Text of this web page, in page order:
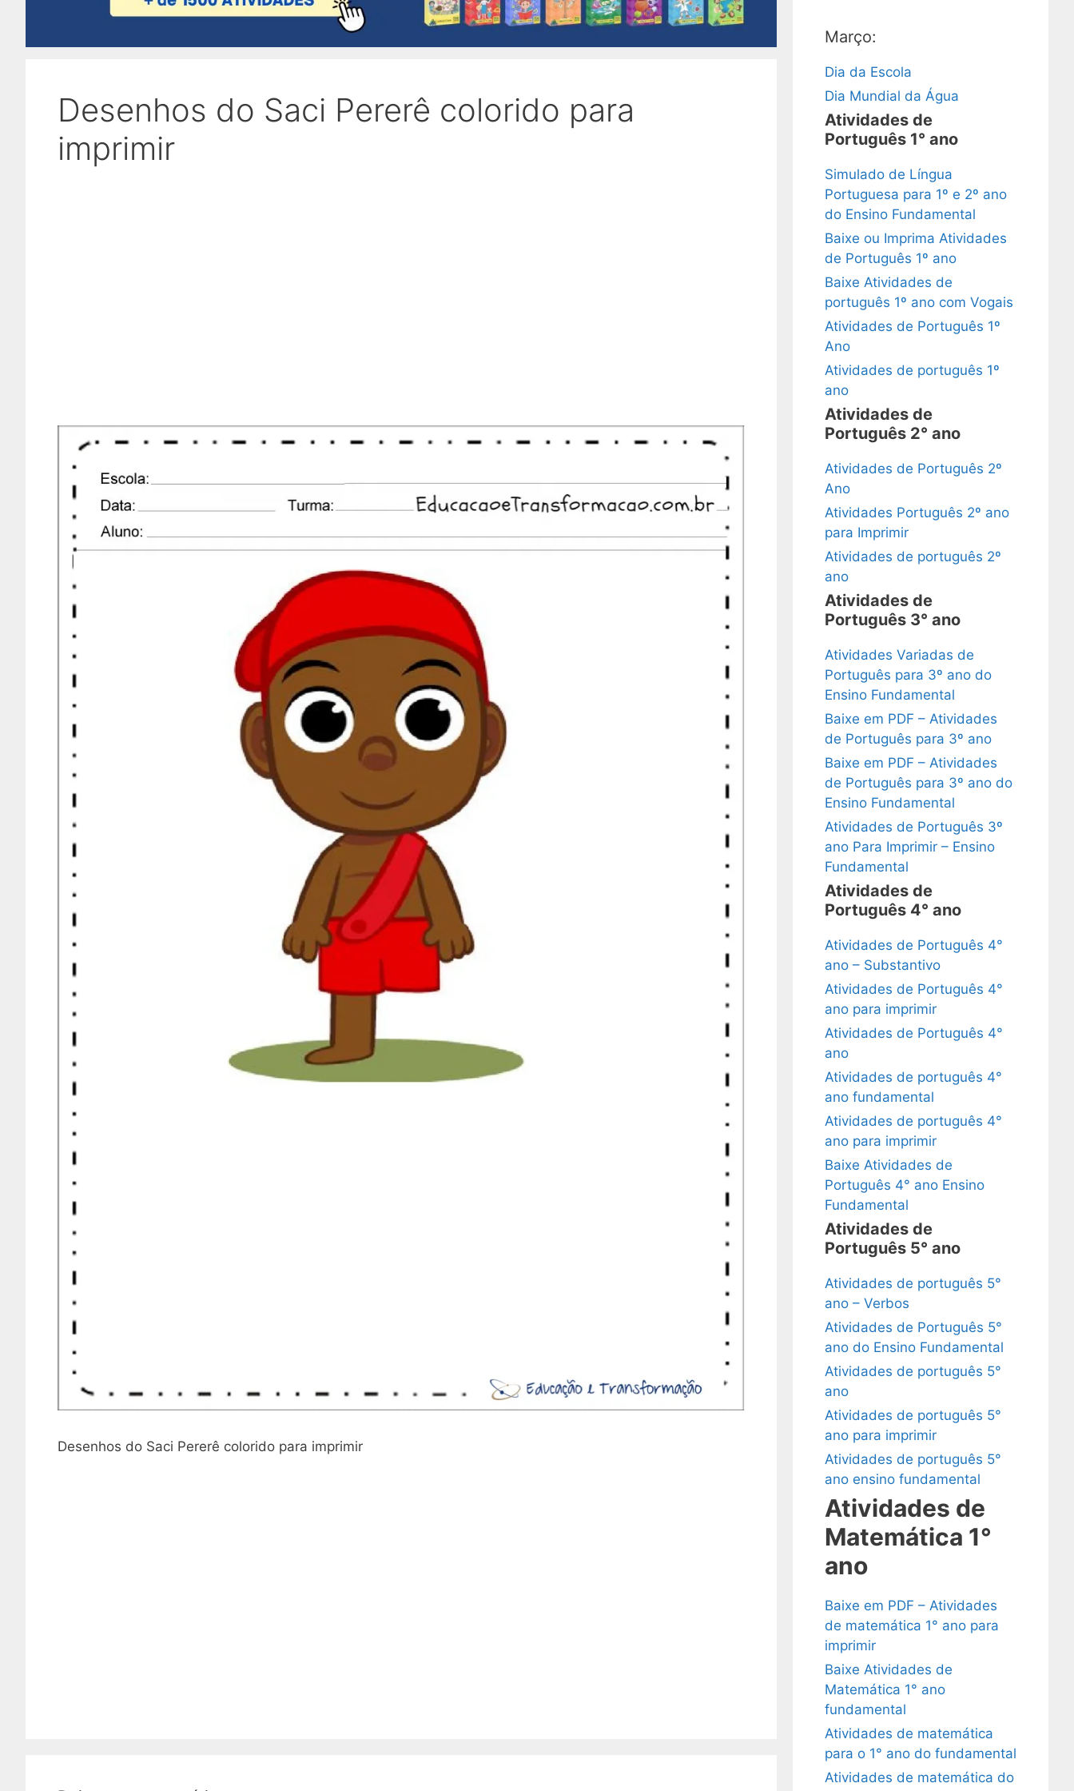
Desenhos do Saci Pererê colorido para
imprimir
Desenhos do Saci Pererê colorido para imprimir
Março:
Dia da Escola
Dia Mundial da Água
Atividades de
Português 1° ano
Simulado de Língua
Portuguesa para 1º e 2º ano
do Ensino Fundamental
Baixe ou Imprima Atividades
de Português 1º ano
Baixe Atividades de
português 1º ano com Vogais
Atividades de Português 1º
Ano
Atividades de português 1º
ano
Atividades de
Português 2° ano
Atividades de Português 2º
Ano
Atividades Português 2º ano
para Imprimir
Atividades de português 2º
ano
Atividades de
Português 3° ano
Atividades Variadas de
Português para 3º ano do
Ensino Fundamental
Baixe em PDF – Atividades
de Português para 3º ano
Baixe em PDF – Atividades
de Português para 3º ano do
Ensino Fundamental
Atividades de Português 3º
ano Para Imprimir – Ensino
Fundamental
Atividades de
Português 4° ano
Atividades de Português 4°
ano – Substantivo
Atividades de Português 4°
ano para imprimir
Atividades de Português 4°
ano
Atividades de português 4°
ano fundamental
Atividades de português 4°
ano para imprimir
Baixe Atividades de
Português 4° ano Ensino
Fundamental
Atividades de
Português 5° ano
Atividades de português 5°
ano – Verbos
Atividades de Português 5°
ano do Ensino Fundamental
Atividades de português 5°
ano
Atividades de português 5°
ano para imprimir
Atividades de português 5°
ano ensino fundamental
Atividades de
Matemática 1°
ano
Baixe em PDF – Atividades
de matemática 1° ano para
imprimir
Baixe Atividades de
Matemática 1° ano
fundamental
Atividades de matemática
para o 1° ano do fundamental
Atividades de matemática do